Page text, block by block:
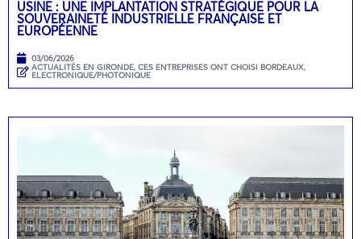
USINE : UNE IMPLANTATION STRATÉGIQUE POUR LA
SOUVERAINETÉ INDUSTRIELLE FRANÇAISE ET
EUROPÉENNE
03/06/2026
ACTUALITÉS EN GIRONDE, CES ENTREPRISES ONT CHOISI BORDEAUX,
ELECTRONIQUE/PHOTONIQUE